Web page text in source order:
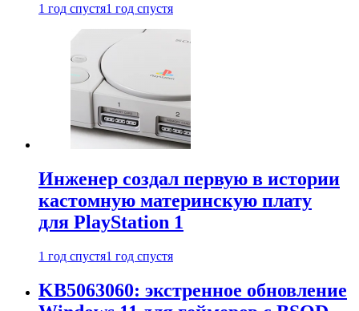
1 год спустя1 год спустя
Инженер создал первую в истории
кастомную материнскую плату
для PlayStation 1
1 год спустя1 год спустя
KB5063060: экстренное обновление